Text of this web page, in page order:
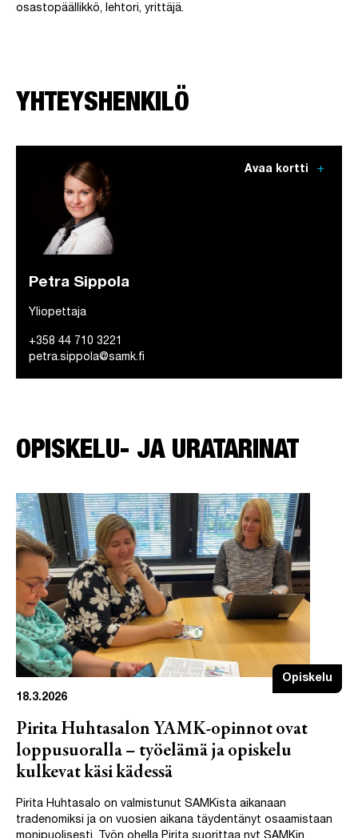
osastopäällikkö, lehtori, yrittäjä.
YHTEYSHENKILÖ
Avaa kortti add
Petra Sippola
Yliopettaja
+358 44 710 3221
petra.sippola@samk.fi
OPISKELU- JA URATARINAT
Opiskelu
18.3.2026
Pirita Huhtasalon YAMK-opinnot ovat
loppusuoralla – työelämä ja opiskelu
kulkevat käsi kädessä
Pirita Huhtasalo on valmistunut SAMKista aikanaan
tradenomiksi ja on vuosien aikana täydentänyt osaamistaan